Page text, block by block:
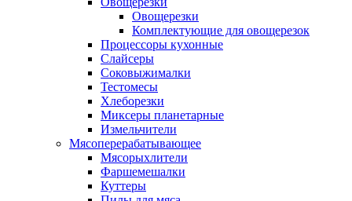
Овощерезки
Комплектующие для овощерезок
Процессоры кухонные
Слайсеры
Соковыжималки
Тестомесы
Хлеборезки
Миксеры планетарные
Измельчители
Мясоперерабатывающее
Мясорыхлители
Фаршемешалки
Куттеры